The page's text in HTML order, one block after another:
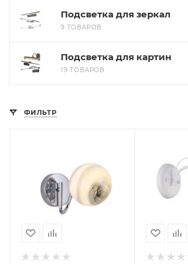
Подсветка для зеркал
9 ТОВАРОВ
Подсветка для картин
19 ТОВАРОВ
ФИЛЬТР